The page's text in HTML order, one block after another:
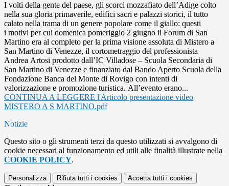
I volti della gente del paese, gli scorci mozzafiato dell’Adige colto
nella sua gloria primaverile, edifici sacri e palazzi storici, il tutto
calato nella trama di un genere popolare come il giallo: questi
i motivi per cui domenica pomeriggio 2 giugno il Forum di San
Martino era al completo per la prima visione assoluta di Mistero a
San Martino di Venezze, il cortometraggio del professionista
Andrea Artosi prodotto dall’IC Villadose – Scuola Secondaria di
San Martino di Venezze e finanziato dal Bando Aperto Scuola della
Fondazione Banca del Monte di Rovigo con intenti di
valorizzazione e promozione turistica. All’evento erano...
CONTINUA A LEGGERE l'Articolo presentazione video
MISTERO A S MARTINO.pdf
Notizie
Questo sito o gli strumenti terzi da questo utilizzati si avvalgono di
cookie necessari al funzionamento ed utili alle finalità illustrate nella
COOKIE POLICY.
Personalizza Rifiuta tutti i cookies Accetta tutti i cookies